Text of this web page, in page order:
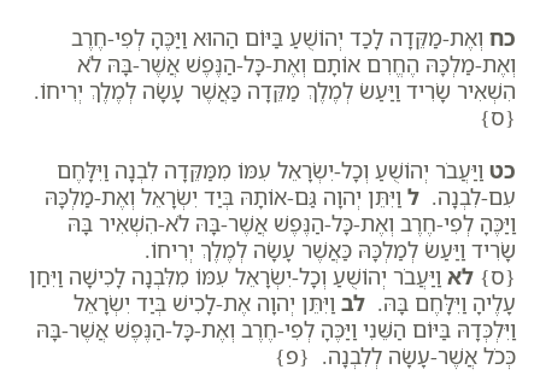
כח וְאֶת-מַקֵּדָה לָכַד יְהוֹשֻׁעַ בַּיּוֹם הַהוּא וַיַּכֶּהָ לְפִי-חֶרֶב
וְאֶת-מַלְכָּהּ הֶחֱרִם אוֹתָם וְאֶת-כָּל-הַנֶּפֶשׁ אֲשֶׁר-בָּהּ לֹא
הִשְׁאִיר שָׂרִיד וַיַּעַשׂ לְמֶלֶךְ מַקֵּדָה כַּאֲשֶׁר עָשָׂה לְמֶלֶךְ יְרִיחוֹ.
{ס}
כט וַיַּעֲבֹר יְהוֹשֻׁעַ וְכָל-יִשְׂרָאֵל עִמּוֹ מִמַּקֵּדָה לִבְנָה וַיִּלָּחֶם
עִם-לִבְנָה. ל וַיִּתֵּן יְהוָה גַּם-אוֹתָהּ בְּיַד יִשְׂרָאֵל וְאֶת-מַלְכָּהּ
וַיַּכֶּהָ לְפִי-חֶרֶב וְאֶת-כָּל-הַנֶּפֶשׁ אֲשֶׁר-בָּהּ לֹא-הִשְׁאִיר בָּהּ
שָׂרִיד וַיַּעַשׂ לְמַלְכָּהּ כַּאֲשֶׁר עָשָׂה לְמֶלֶךְ יְרִיחוֹ.
{ס} לא וַיַּעֲבֹר יְהוֹשֻׁעַ וְכָל-יִשְׂרָאֵל עִמּוֹ מִלִּבְנָה לָכִישָׁה וַיִּחַן
עָלֶיהָ וַיִּלָּחֶם בָּהּ. לב וַיִּתֵּן יְהוָה אֶת-לָכִישׁ בְּיַד יִשְׂרָאֵל
וַיִּלְכְּדָהּ בַּיּוֹם הַשֵּׁנִי וַיַּכֶּהָ לְפִי-חֶרֶב וְאֶת-כָּל-הַנֶּפֶשׁ אֲשֶׁר-בָּהּ
כְּכֹל אֲשֶׁר-עָשָׂה לְלִבְנָה. {פ}